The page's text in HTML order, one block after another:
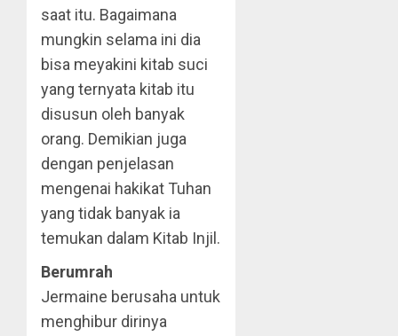
saat itu. Bagaimana
mungkin selama ini dia
bisa meyakini kitab suci
yang ternyata kitab itu
disusun oleh banyak
orang. Demikian juga
dengan penjelasan
mengenai hakikat Tuhan
yang tidak banyak ia
temukan dalam Kitab Injil.
Berumrah
Jermaine berusaha untuk
menghibur dirinya